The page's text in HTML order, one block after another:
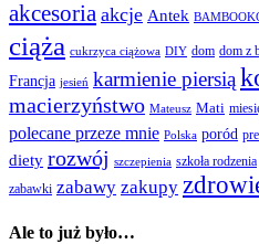
akcesoria akcje Antek
ciąża cukrzyca ciążowa DIY dom dom z
Francja jesień karmienie piersią
macierzyństwo Mateusz Mati
polecane przeze mnie Polska poród
diety rozwój szczepienia szkoła rodzenia
zabawki zabawy zakupy
Ale to już było…